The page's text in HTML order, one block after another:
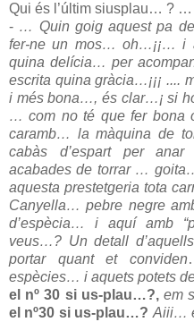
Qui és l’últim siusplau… ?
- … Quin goig aquest pa
fer-ne un mos… oh…¡¡… i
quina delícia… per
escrita quina gràcia…¡¡¡ ....
i més bona…, és clar…¡ si
… com no té que fer bona
caramb… la màquina de
cabàs d’espart per anar
acabades de torrar …
aquesta prestetgeria tota
Canyella… pebre negre
d’espècia… i aquí amb
veus…? Un detall
portar quant
et conviden
espècies… i aquets potets
el nº 30 si us-plau…?, em
el nº30 si us-plau…? Aiii…